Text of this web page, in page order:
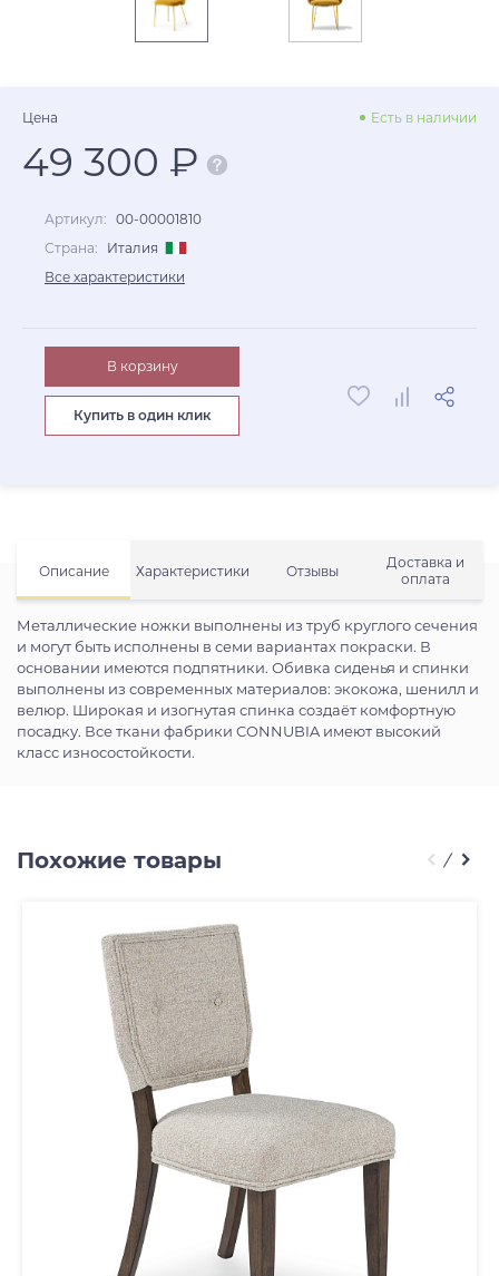
Описание Характеристики Отзывы
Доставка и
оплата
Металлические ножки выполнены из труб круглого сечения
и могут быть исполнены в семи вариантах покраски. В
основании имеются подпятники. Обивка сиденья и спинки
выполнены из современных материалов: экокожа, шенилл и
велюр. Широкая и изогнутая спинка создаёт комфортную
посадку. Все ткани фабрики CONNUBIA имеют высокий
класс износостойкости.
Цена Есть в наличии
49 300 ₽
Артикул: 00-00001810
Страна:
Италия
Все характеристики
В корзину
Купить в один клик
Похожие товары